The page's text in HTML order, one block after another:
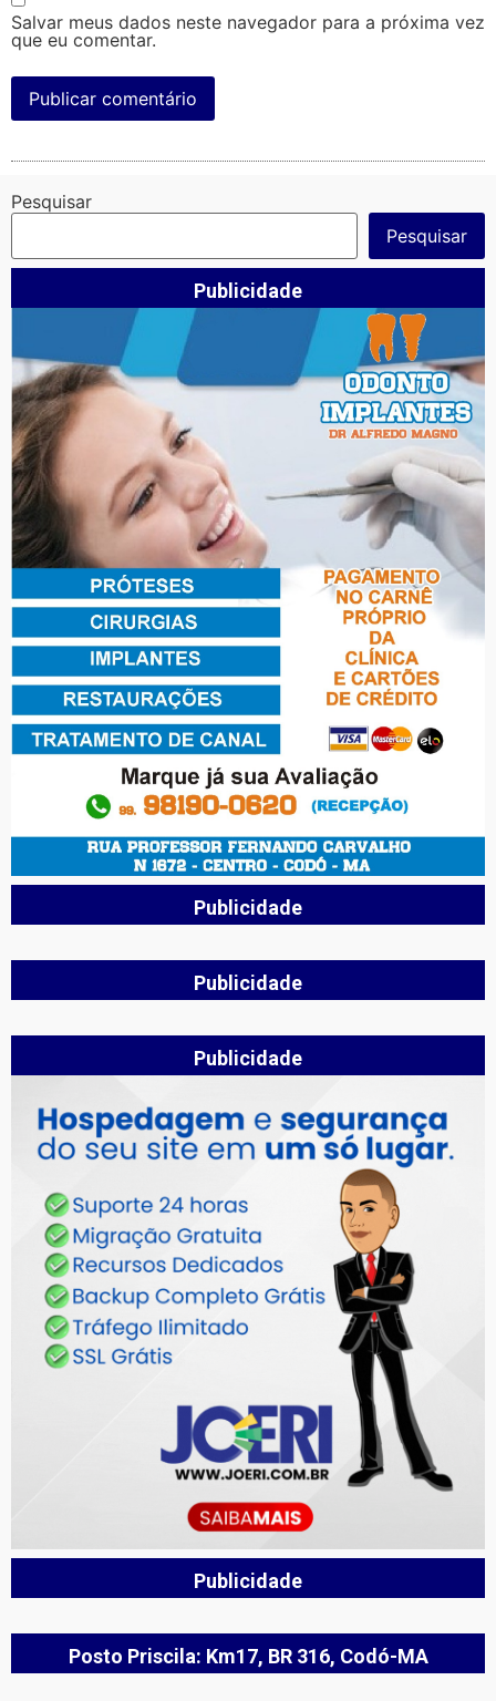
Salvar meus dados neste navegador para a próxima vez
que eu comentar.
Pesquisar
Pesquisar
Publicidade
Publicidade
Publicidade
Publicidade
Publicidade
Posto Priscila: Km17, BR 316, Codó-MA